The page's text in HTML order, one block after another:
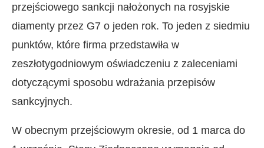
przejściowego sankcji nałożonych na rosyjskie
diamenty przez G7 o jeden rok. To jeden z siedmiu
punktów, które firma przedstawiła w
zeszłotygodniowym oświadczeniu z zaleceniami
dotyczącymi sposobu wdrażania przepisów
sankcyjnych.
W obecnym przejściowym okresie, od 1 marca do